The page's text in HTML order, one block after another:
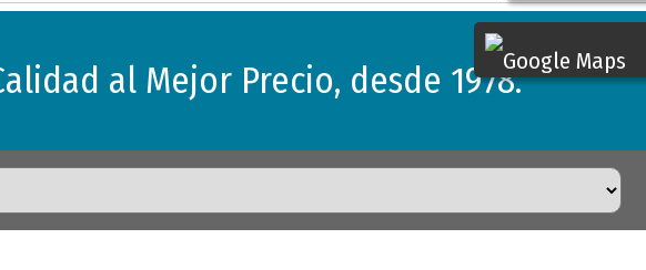
al Mejor Precio, desde 1978.